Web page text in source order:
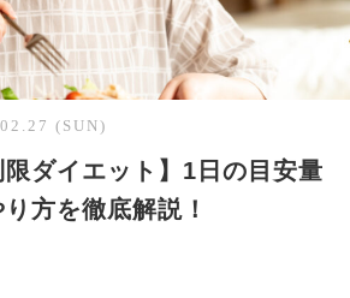
(SUN)
限ダイエット】1日の目安量
方を徹底解説！